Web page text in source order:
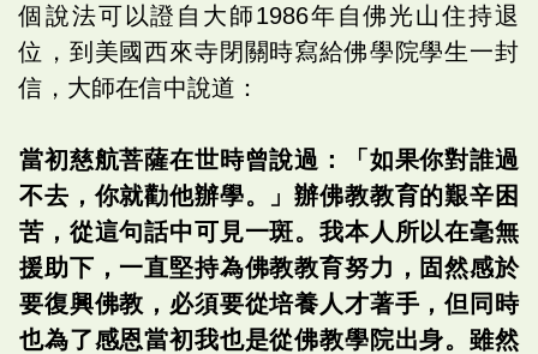
個說法可以證自大師1986年自佛光山住持退
位，到美國西來寺閉關時寫給佛學院學生一封
信，大師在信中說道：
當初慈航菩薩在世時曾說過：「如果你對誰過
不去，你就勸他辦學。」辦佛教教育的艱辛困
苦，從這句話中可見一斑。我本人所以在毫無
援助下，一直堅持為佛教教育努力，固然感於
要復興佛教，必須要從培養人才著手，但同時
也為了感恩當初我也是從佛教學院出身。雖然